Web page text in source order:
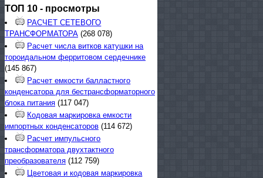
ТОП 10 - просмотры
РАСЧЕТ СЕТЕВОГО
ТРАНСФОРМАТОРА (268 078)
Расчет числа витков катушки на
тороидальном ферритовом сердечнике
(145 867)
Расчет емкости балластного
конденсатора для бестрансформаторного
блока питания (117 047)
Кодовая маркировка емкости
импортных конденсаторов (114 672)
Расчет импульсного
трансформатора двухтактного
преобразователя (112 759)
Цветовая и кодовая маркировка